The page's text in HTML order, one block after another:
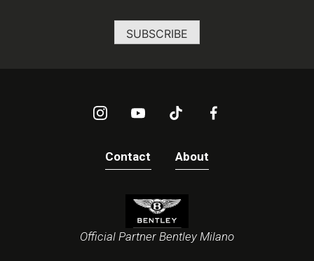
Contact About
Official Partner Bentley Milano